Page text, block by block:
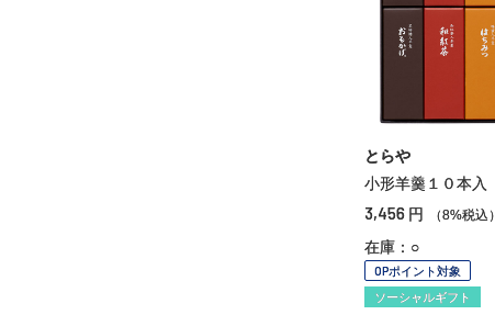
とらや
小形羊羹１０本入
3,456 円 （8%税込）
在庫：○
OPポイント対象
ソーシャルギフト